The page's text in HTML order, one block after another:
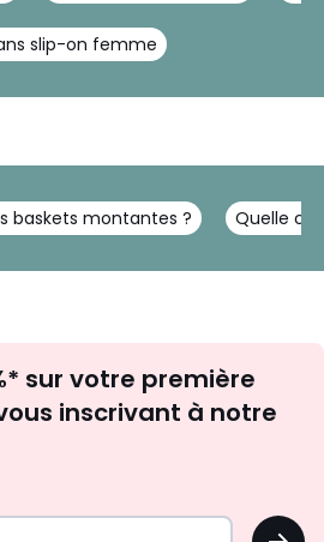
slip-on femme
baskets montantes ? Quelle
newsletter
sur votre première
inscrivant à notre
OK